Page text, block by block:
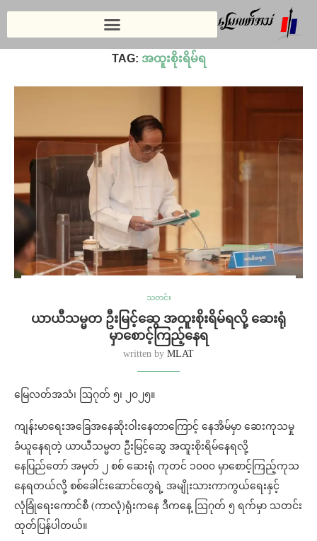
TAG: အထူးစိုးရိမ်ရ
သတင်း
ယာယီသမ္မတ ဦးမြင့်ဆွေ အထူးစိုးရိမ်ရလို့ ဆေးရုံ
မှာစောင့်ကြည့်နေရ
written by MLAT
မြေလတ်အသံ၊ ဩဂုတ် ၅၊ ၂၀၂၅။
ကျန်းမာရေးအခြေအနေဆိုးဝါးနေတာကြောင့် နေအိမ်မှာ ဆေးကုသမှု
ခံယူနေရတဲ့ ယာယီသမ္မတ ဦးမြင့်ဆွေ အထူးစိုးရိမ်နေရလို့
နေပြည်တော် အမှတ် ၂ စစ် ဆေးရုံ ကုတင် ၁၀၀၀ မှာစောင့်ကြည့်ကုသ
နေရတယ်လို့ စစ်ခေါင်းဆောင်တွေရဲ့ အမျိုးသားကာကွယ်ရေးနှင့်
လုံခြုံရေးကောင်စီ (ကာလုံ)ရုံးကနေ ဒီကနေ့ ဩဂုတ် ၅ ရက်မှာ သတင်း
ထုတ်ပြန်ပါတယ်။